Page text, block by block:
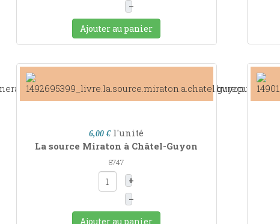
–
Ajouter au panier
6,00 € l'unité
La source Miraton à Châtel-Guyon
8747
+
–
Ajouter au panier